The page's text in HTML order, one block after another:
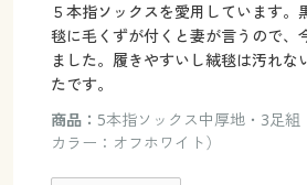
５本指ソックスを愛用しています。
毯に毛くずが付くと妻が言うので、
ました。履きやすいし絨毯は汚れな
たです。
商品： 5本指ソックス中厚地・3足
カラー：オフホワイト）